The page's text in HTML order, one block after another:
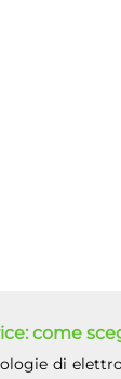
come
di